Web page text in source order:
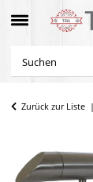
Zurück zur Liste